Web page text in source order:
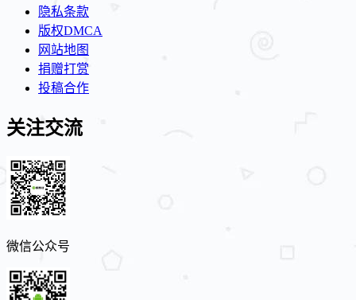
隐私条款
版权DMCA
网站地图
捐赠打赏
投稿合作
关注交流
微信公众号